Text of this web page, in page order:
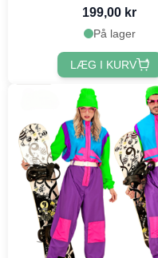
199,00 kr
På lager
LÆG I KURV